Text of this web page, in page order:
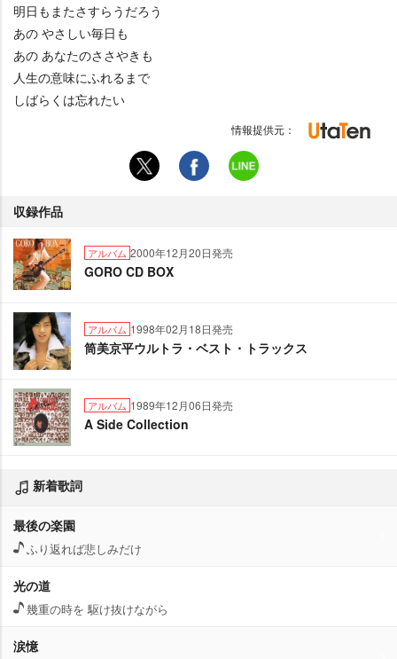
明日もまたさすらうだろう
あの やさしい毎日も
あの あなたのささやきも
人生の意味にふれるまで
しばらくは忘れたい
情報提供元：
収録作品
アルバム 2000年12月20日発売
GORO CD BOX
アルバム 1998年02月18日発売
筒美京平ウルトラ・ベスト・トラックス
アルバム 1989年12月06日発売
A Side Collection
新着歌詞
最後の楽園
ふり返れば悲しみだけ
光の道
幾重の時を 駆け抜けながら
涙憶